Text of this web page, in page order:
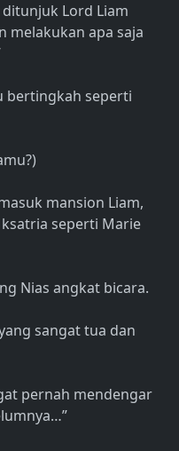
Lord Liam
melakukan apa saja
bertingkah seperti
mansion Liam,
seperti Marie
Nias angkat bicara.
sangat tua dan
pernah mendengar